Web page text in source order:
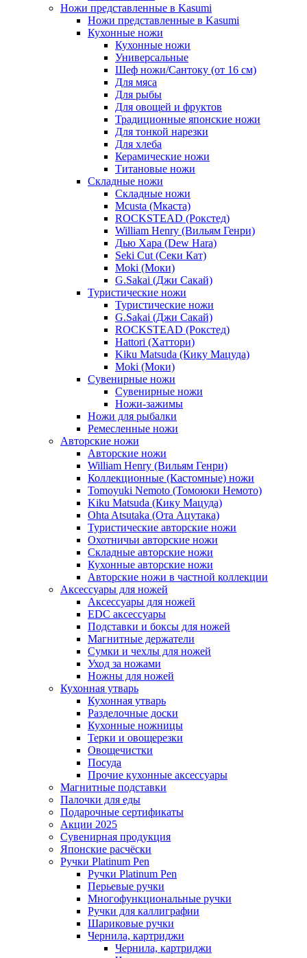
Ножи представленные в Kasumi
Ножи представленные в Kasumi
Кухонные ножи
Кухонные ножи
Универсальные
Шеф ножи/Сантоку (от 16 см)
Для мяса
Для рыбы
Для овощей и фруктов
Традиционные японские ножи
Для тонкой нарезки
Для хлеба
Керамические ножи
Титановые ножи
Складные ножи
Складные ножи
Mcusta (Мкаста)
ROCKSTEAD (Рокстед)
William Henry (Вильям Генри)
Дью Хара (Dew Hara)
Seki Cut (Секи Кат)
Moki (Моки)
G.Sakai (Джи Сакай)
Туристические ножи
Туристические ножи
G.Sakai (Джи Сакай)
ROCKSTEAD (Рокстед)
Hattori (Хаттори)
Kiku Matsuda (Кику Мацуда)
Moki (Моки)
Сувенирные ножи
Сувенирные ножи
Ножи-зажимы
Ножи для рыбалки
Ремесленные ножи
Авторские ножи
Авторские ножи
William Henry (Вильям Генри)
Коллекционные (Кастомные) ножи
Tomoyuki Nemoto (Томоюки Немото)
Kiku Matsuda (Кику Мацуда)
Ohta Atsutaka (Ота Ацутака)
Туристические авторские ножи
Охотничьи авторские ножи
Складные авторские ножи
Кухонные авторские ножи
Авторские ножи в частной коллекции
Аксессуары для ножей
Аксессуары для ножей
EDC аксессуары
Подставки и боксы для ножей
Магнитные держатели
Сумки и чехлы для ножей
Уход за ножами
Ножны для ножей
Кухонная утварь
Кухонная утварь
Разделочные доски
Кухонные ножницы
Терки и овощерезки
Овощечистки
Посуда
Прочие кухонные аксессуары
Магнитные подставки
Палочки для еды
Подарочные сертификаты
Акции 2025
Сувенирная продукция
Японские расчёски
Ручки Platinum Pen
Ручки Platinum Pen
Перьевые ручки
Многофункциональные ручки
Ручки для каллиграфии
Шариковые ручки
Чернила, картриджи
Чернила, картриджи